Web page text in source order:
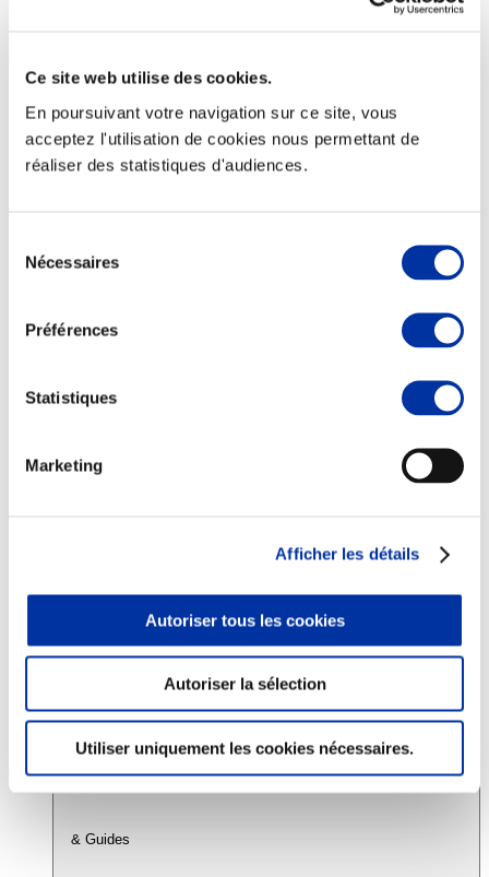
Ce site web utilise des cookies.
En poursuivant votre navigation sur ce site, vous
acceptez l'utilisation de cookies nous permettant de
réaliser des statistiques d'audiences.
Nécessaires
Préférences
Statistiques
Marketing
Afficher les détails
Autoriser tous les cookies
Autoriser la sélection
Utiliser uniquement les cookies nécessaires.
Elevage
Transport – mise en marché
Abattoir
Partenaire Climat
Viandes et santé
Juste rémunération et attractivité des métiers
Info-veille scientifique
Sources d’information
Accords
& Guides